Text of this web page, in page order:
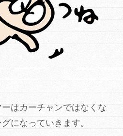
はカーチャンではなくな
になっていきます。